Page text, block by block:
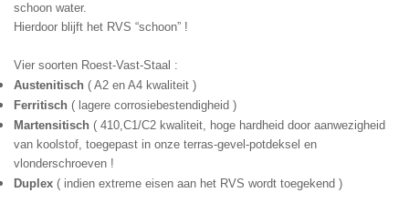
schoon water.
Hierdoor blijft het RVS “schoon” !
Vier soorten Roest-Vast-Staal :
Austenitisch ( A2 en A4 kwaliteit )
Ferritisch ( lagere corrosiebestendigheid )
Martensitisch ( 410,C1/C2 kwaliteit, hoge hardheid door aanwezigheid
van koolstof, toegepast in onze terras-gevel-potdeksel en
vlonderschroeven !
Duplex ( indien extreme eisen aan het RVS wordt toegekend )